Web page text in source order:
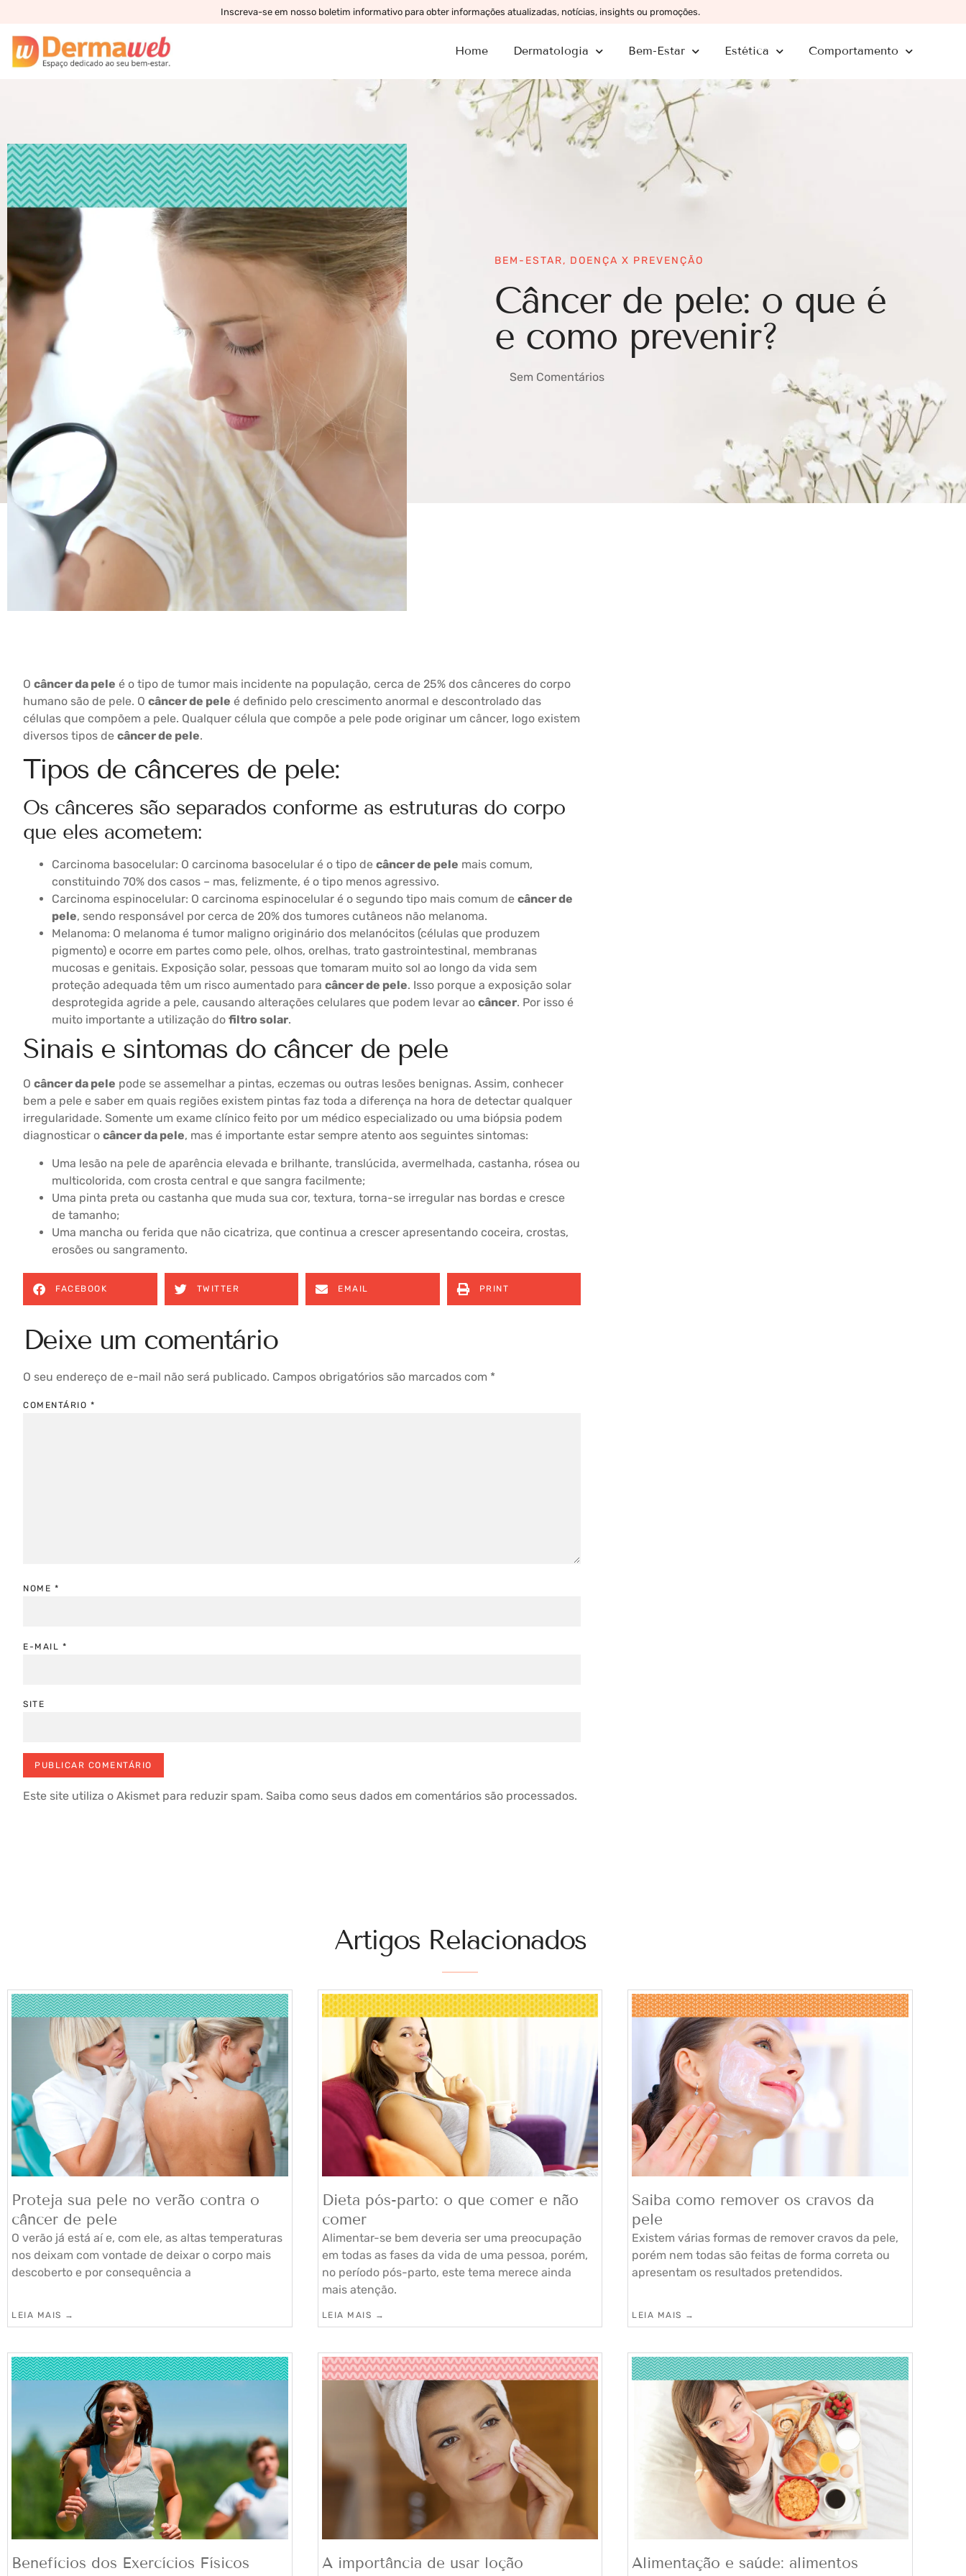
Inscreva-se em nosso boletim informativo para obter informações atualizadas, notícias, insights ou promoções.
Home Dermatologia Bem-Estar Estética Comportamento
BEM-ESTAR, DOENÇA X PREVENÇÃO
Câncer de pele: o que é
e como prevenir?
Sem Comentários
O câncer da pele é o tipo de tumor mais incidente na população, cerca de 25% dos cânceres do corpo
humano são de pele. O câncer de pele é definido pelo crescimento anormal e descontrolado das
células que compõem a pele. Qualquer célula que compõe a pele pode originar um câncer, logo existem
diversos tipos de câncer de pele.
Tipos de cânceres de pele:
Os cânceres são separados conforme as estruturas do corpo
que eles acometem:
Carcinoma basocelular: O carcinoma basocelular é o tipo de câncer de pele mais comum,
constituindo 70% dos casos – mas, felizmente, é o tipo menos agressivo.
Carcinoma espinocelular: O carcinoma espinocelular é o segundo tipo mais comum de câncer de
pele, sendo responsável por cerca de 20% dos tumores cutâneos não melanoma.
Melanoma: O melanoma é tumor maligno originário dos melanócitos (células que produzem
pigmento) e ocorre em partes como pele, olhos, orelhas, trato gastrointestinal, membranas
mucosas e genitais. Exposição solar, pessoas que tomaram muito sol ao longo da vida sem
proteção adequada têm um risco aumentado para câncer de pele. Isso porque a exposição solar
desprotegida agride a pele, causando alterações celulares que podem levar ao câncer. Por isso é
muito importante a utilização do filtro solar.
Sinais e sintomas do câncer de pele
O câncer da pele pode se assemelhar a pintas, eczemas ou outras lesões benignas. Assim, conhecer
bem a pele e saber em quais regiões existem pintas faz toda a diferença na hora de detectar qualquer
irregularidade. Somente um exame clínico feito por um médico especializado ou uma biópsia podem
diagnosticar o câncer da pele, mas é importante estar sempre atento aos seguintes sintomas:
Uma lesão na pele de aparência elevada e brilhante, translúcida, avermelhada, castanha, rósea ou
multicolorida, com crosta central e que sangra facilmente;
Uma pinta preta ou castanha que muda sua cor, textura, torna-se irregular nas bordas e cresce
de tamanho;
Uma mancha ou ferida que não cicatriza, que continua a crescer apresentando coceira, crostas,
erosões ou sangramento.
FACEBOOK TWITTER EMAIL PRINT
Deixe um comentário
O seu endereço de e-mail não será publicado. Campos obrigatórios são marcados com *
COMENTÁRIO *
NOME *
E-MAIL *
SITE
Este site utiliza o Akismet para reduzir spam. Saiba como seus dados em comentários são processados.
Artigos Relacionados
Proteja sua pele no verão contra o
câncer de pele
O verão já está aí e, com ele, as altas temperaturas
nos deixam com vontade de deixar o corpo mais
descoberto e por consequência a
LEIA MAIS →
Dieta pós-parto: o que comer e não
comer
Alimentar-se bem deveria ser uma preocupação
em todas as fases da vida de uma pessoa, porém,
no período pós-parto, este tema merece ainda
mais atenção.
LEIA MAIS →
Saiba como remover os cravos da
pele
Existem várias formas de remover cravos da pele,
porém nem todas são feitas de forma correta ou
apresentam os resultados pretendidos.
LEIA MAIS →
Benefícios dos Exercícios Físicos
A importância de usar loção
Alimentação e saúde: alimentos